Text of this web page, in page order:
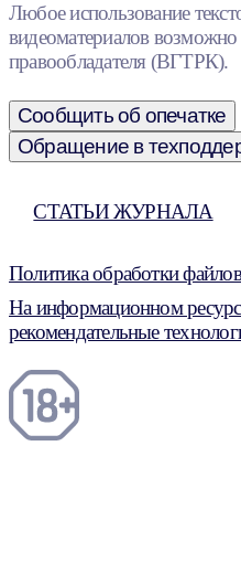
Любое использование
видеоматериалов возможно
правообладателя (ВГТРК).
Сообщить об опечатке
Обращение в
СТАТЬИ ЖУРНАЛА
Политика обработки
На информационном
рекомендательные